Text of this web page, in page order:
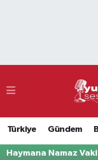
Türkiye Gündem
Haymana Namaz
Namaz Vakitleri
Süper Lig Puan